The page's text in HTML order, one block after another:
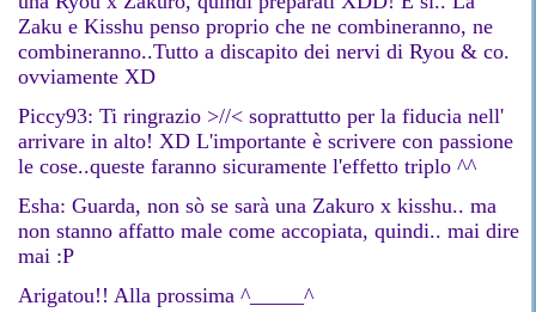
Zaku e Kisshu penso proprio che ne combineranno, ne
combineranno..Tutto a discapito dei nervi di Ryou & co.
ovviamente XD
Piccy93: Ti ringrazio >//< soprattutto per la fiducia nell'
arrivare in alto! XD L'importante è scrivere con passione
le cose..queste faranno sicuramente l'effetto triplo ^^
Esha: Guarda, non sò se sarà una Zakuro x kisshu.. ma
non stanno affatto male come accopiata, quindi.. mai dire
mai :P
Arigatou!! Alla prossima ^_____^